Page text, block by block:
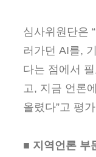
심사위원단은
러가던 AI를,
다는 점에서
고, 지금 언론
올렸다”고 평
■ 지역언론 부